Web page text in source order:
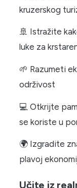
kruzerskog
🚢 Istražite
luke za
🌱 Razumeti
održivost
💻 Otkrijte
se koriste u
🌍 Izgradite
plavoj
Učite iz